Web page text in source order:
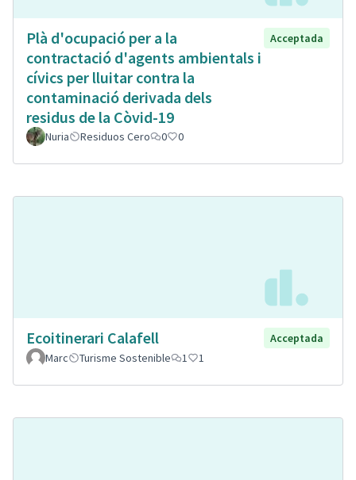
Plà d'ocupació per a la
contractació d'agents ambientals i
cívics per lluitar contra la
contaminació derivada dels
residus de la Còvid-19
Acceptada
Nuria Residuos Cero 0 0
Ecoitinerari Calafell
Acceptada
Marc
Turisme Sostenible 1 1